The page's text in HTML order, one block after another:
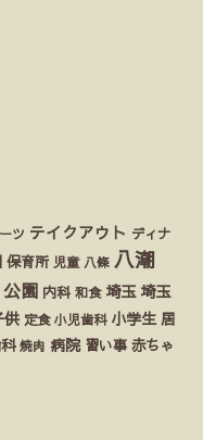
ツ テイクアウト ディナ
保育所 児童 八條 八潮
公園 内科 和食 埼玉 埼玉
供 定食 小児歯科 小学生 居
焼肉 病院 習い事 赤ちゃ